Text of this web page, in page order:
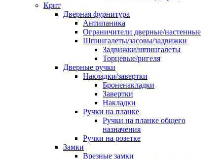
Крит
Дверная фурнитура
Антипаника
Ограничители дверные/настенные
Шпингалеты/засовы/задвижки
Задвижки/шпингалеты
Торцевые/ригеля
Дверные ручки
Накладки/завертки
Броненакладки
Завертки
Накладки
Ручки на планке
Ручки на планке общего
назначения
Ручки на розетке
Замки
Врезные замки